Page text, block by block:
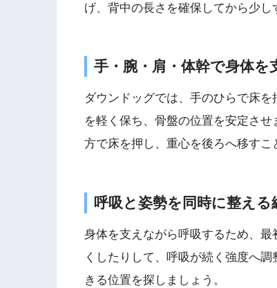
げ、背中の長さを確保してから少し
手・腕・肩・体幹で身体を
ダウンドッグでは、手のひらで床
を軽く保ち、骨盤の位置を安定さ
方で床を押し、重心を後ろへ移すこ
呼吸と姿勢を同時に整える
身体を支えながら呼吸するため、
くしたりして、呼吸が続く強度へ
きる位置を探しましょう。